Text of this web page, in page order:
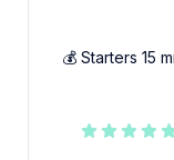
💰 Starters 15